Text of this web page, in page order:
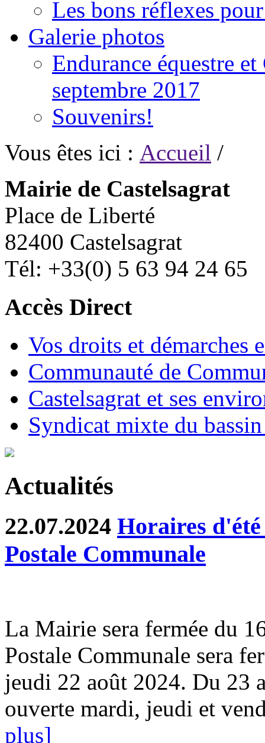
Les bons réflexes
Galerie photos
Endurance équestre
septembre 2017
Souvenirs!
Vous êtes ici : Accueil /
Mairie de Castelsagrat
Place de Liberté
82400 Castelsagrat
Tél: +33(0) 5 63 94 24 65
Accès Direct
Vos droits et démarches
Communauté de
Castelsagrat et ses
Syndicat mixte du
Actualités
22.07.2024 Horaires
Postale Communale
La Mairie sera fermée du
Postale Communale sera
jeudi 22 août 2024. Du 23
ouverte mardi, jeudi et
plus]